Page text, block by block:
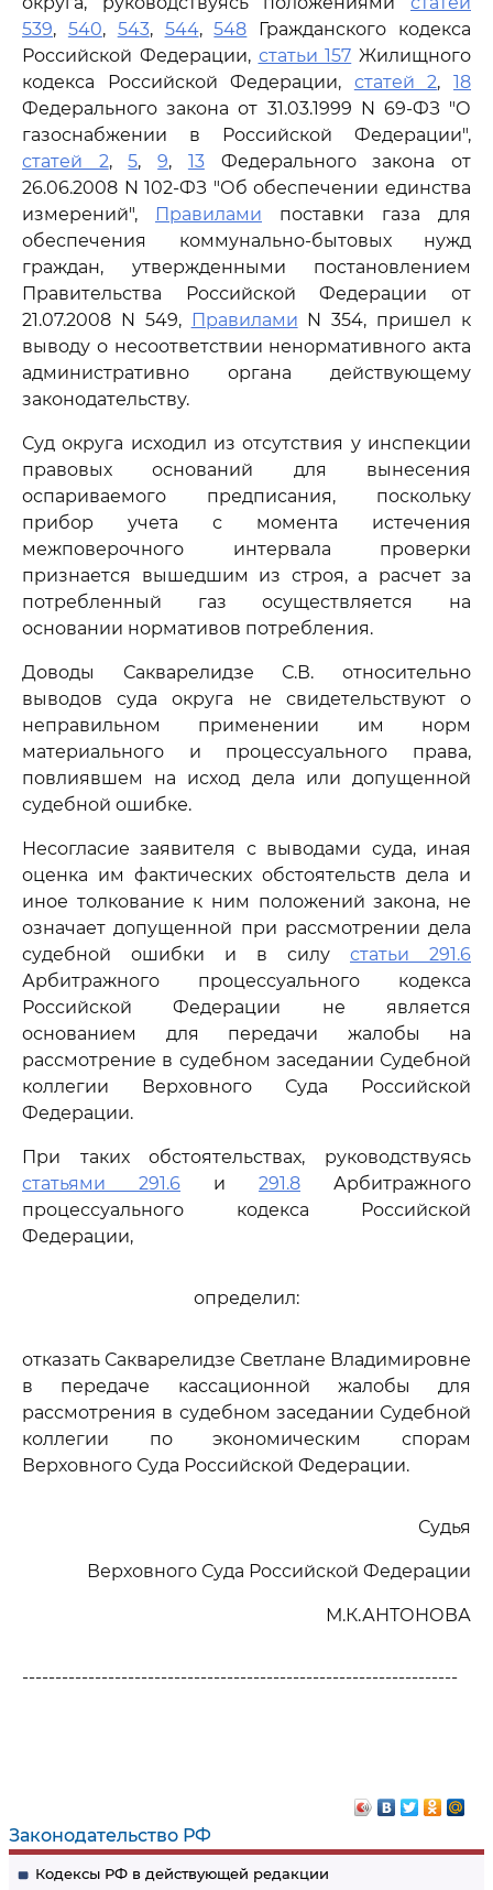
Законодательство РФ
Кодексы РФ в действующей редакции
539, 540, 543, 544,548 Гражданского кодекса
Российской Федерации, статьи 157 Жилищного
кодекса Российской Федерации, статей 2,18
Федерального закона от 31.03.1999 N 69-ФЗ "О
газоснабжении в Российской Федерации",
статей 2,5,9, 13Федерального закона от
26.06.2008 N 102-ФЗ "Об обеспечении единства
измерений",
Правилами поставки газа для
обеспечения коммунально-бытовых нужд
граждан, утвержденными постановлением
Правительства Российской Федерации от
21.07.2008 N 549, Правилами N 354, пришел к
выводу о несоответствии ненормативного акта
административно органа действующему
законодательству.
Суд округа исходил из отсутствия у инспекции
правовых оснований для вынесения
оспариваемого предписания, поскольку
прибор учета с момента истечения
межповерочного интервала проверки
признается вышедшим из строя, а расчет за
потребленный газ осуществляется на
основании нормативов потребления.
Доводы Сакварелидзе С.В. относительно
выводов суда округа не свидетельствуют о
неправильном применении им норм
материального и процессуального права,
повлиявшем на исход дела или допущенной
судебной ошибке.
Несогласие заявителя с выводами суда, иная
оценка им фактических обстоятельств дела и
иное толкование к ним положений закона, не
означает допущенной при рассмотрении дела
судебной ошибки и в силу статьи 291.6
Арбитражного процессуального кодекса
Российской Федерации не является
основанием для передачи жалобы на
рассмотрение в судебном заседании Судебной
коллегии Верховного Суда Российской
Федерации.
При таких обстоятельствах, руководствуясь
статьями 291.6 и 291.8 Арбитражного
процессуального кодекса Российской
Федерации,
определил:
отказать Сакварелидзе Светлане Владимировне
в передаче кассационной жалобы для
рассмотрения в судебном заседании Судебной
коллегии по экономическим спорам
Верховного Суда Российской Федерации.
Судья
Верховного Суда Российской Федерации
М.К.АНТОНОВА
------------------------------------------------------------------